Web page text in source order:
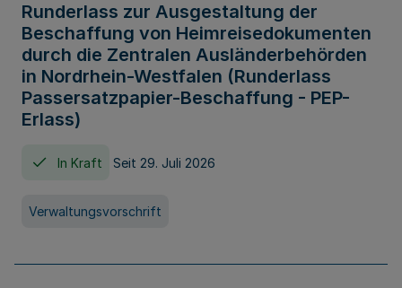
Runderlass zur Ausgestaltung der
Beschaffung von Heimreisedokumenten
durch die Zentralen Ausländerbehörden
in Nordrhein-Westfalen (Runderlass
Passersatzpapier-Beschaffung - PEP-
Erlass)
In Kraft Seit 29. Juli 2026
Verwaltungsvorschrift